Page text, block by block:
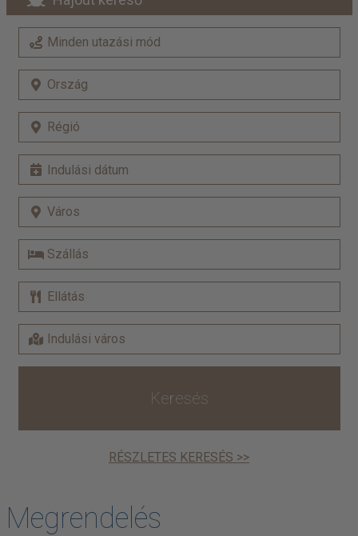
Keresés
RÉSZLETES KERESÉS >>
Megrendelés